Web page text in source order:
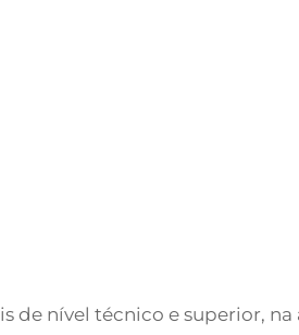
de nível técnico e superior,